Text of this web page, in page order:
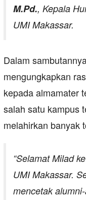
M.Pd., Kepala
UMI Makassar.
Dalam
mengungkapkan
kepada almamater
salah satu kampus
melahirkan banyak
“Selamat Milad
UMI Makassar.
mencetak